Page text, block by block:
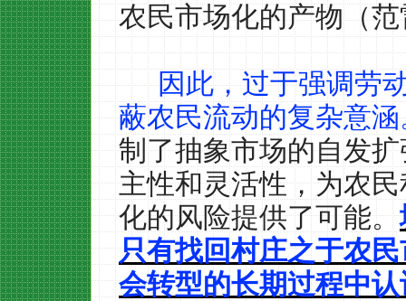
农民市场化的产物（
因此，过于强调劳
蔽农民流动的复杂意涵
制了抽象市场的自发
主性和灵活性，为农
化的风险提供了可能。
只有找回村庄之于农
会转型的长期过程中